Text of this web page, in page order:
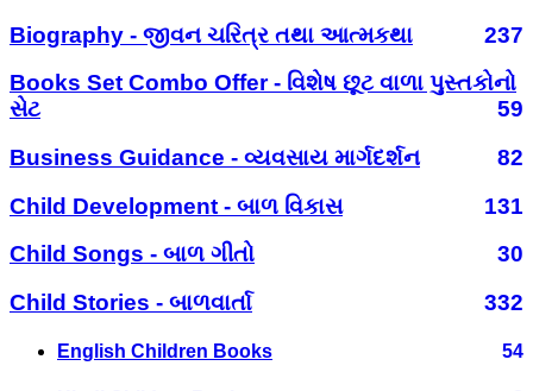
Biography - જીવન ચરિત્ર તથા આત્મકથા
237
Books Set Combo Offer - વિશેષ છૂટ વાળા પુસ્તકોનો
સેટ
59
Business Guidance - વ્યવસાય માર્ગદર્શન
82
Child Development - બાળ વિકાસ
131
Child Songs - બાળ ગીતો
30
Child Stories - બાળવાર્તા
332
English Children Books 54